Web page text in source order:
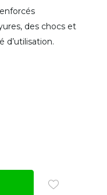
des chocs et
d’utilisation.